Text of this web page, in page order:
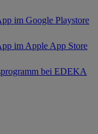
im Google Playstore
im Apple App Store
bei EDEKA